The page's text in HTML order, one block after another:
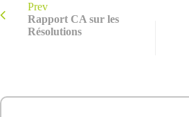
Prev
Rapport CA sur les
Résolutions